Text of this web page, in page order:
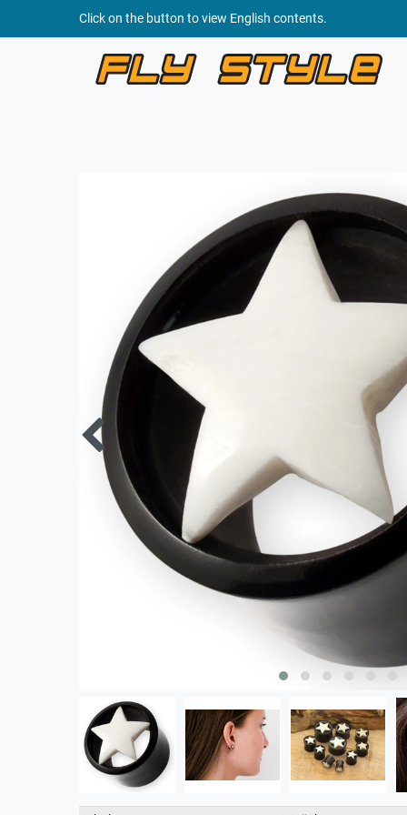
Click on the button to view English contents.